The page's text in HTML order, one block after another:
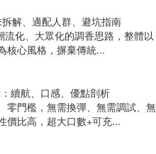
解、適配人群、避坑指南
化、大眾化的調香思路，整體以
核心風格，摒棄傳統...
續航、口感、優點剖析
零門檻，無需換彈、無需調試、無
價比高，超大口數+可充...